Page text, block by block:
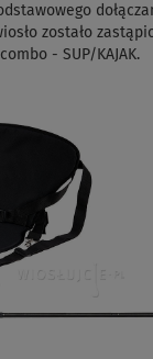
zostało
- SUP/KAJAK.